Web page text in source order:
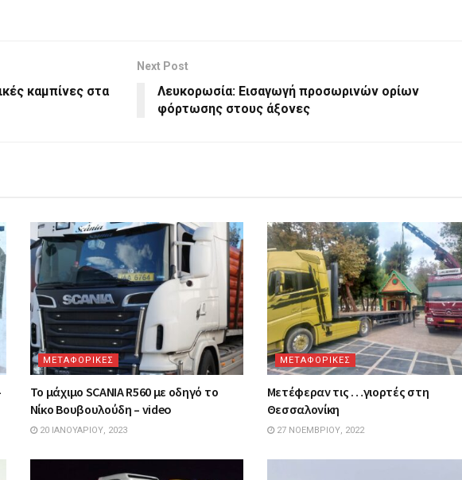
καμπίνες στα
Next Post
Λευκορωσία: Εισαγωγή προσωρινών ορίων
φόρτωσης στους άξονες
ΜΕΤΑΦΟΡΙΚΕΣ
Το μάχιμο SCANIA R560 με οδηγό το
Νίκο Βουβουλούδη – video
20 ΙΑΝΟΥΑΡΊΟΥ, 2023
ΜΕΤΑΦΟΡΙΚΕΣ
Μετέφεραν τις …γιορτές στη
Θεσσαλονίκη
27 ΝΟΕΜΒΡΊΟΥ, 2022